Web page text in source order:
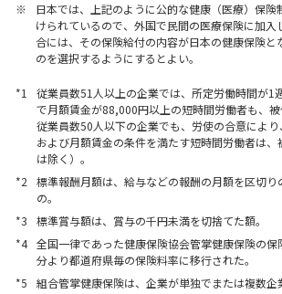
※
日本では、上記のように公的な健康（医療）保険
けられているので、外国で民間の医療保険に加入
合には、その保険給付の内容が日本の健康保険と
のを選択するようにするとよい。
*1
従業員数51人以上の企業では、所定労働時間が1
で月額賃金が88,000円以上の短時間労働者も、被
従業員数50人以下の企業でも、労使の合意によ
および月額賃金の条件を満たす短時間労働者は
は除く）。
*2
標準報酬月額は、給与などの報酬の月額を区切り
の。
*3
標準賞与額は、賞与の千円未満を切捨てた額。
*4
全国一律であった健康保険協会管掌健康保険の
分より都道府県毎の保険料率に移行された。
*5
組合管掌健康保険は、企業が単独でまたは複数